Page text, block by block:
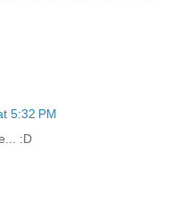
5:32 PM
:D